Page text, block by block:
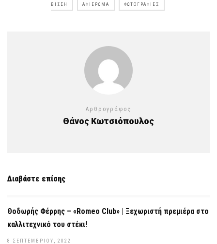
ΒΊΣΣΗ ΑΦΙΈΡΩΜΑ ΦΩΤΟΓΡΑΦΊΕΣ
Αρθρογράφος
Θάνος Κωτσιόπουλος
Διαβάστε επίσης
Θοδωρής Φέρρης – «Romeo Club» | Ξεχωριστή πρεμιέρα στο
καλλιτεχνικό του στέκι!
8 ΣΕΠΤΕΜΒΡΊΟΥ, 2022